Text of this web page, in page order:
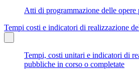
Atti di programmazione delle opere
Tempi costi e indicatori di realizzazione
Tempi, costi unitari e indicatori di
pubbliche in corso o completate